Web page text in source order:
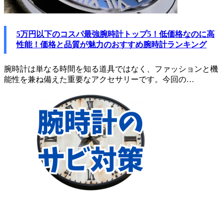
5万円以下のコスパ最強腕時計トップ5！低価格なのに高
性能！価格と品質が魅力のおすすめ腕時計ランキング
腕時計は単なる時間を知る道具ではなく、ファッションと機
能性を兼ね備えた重要なアクセサリーです。今回の…